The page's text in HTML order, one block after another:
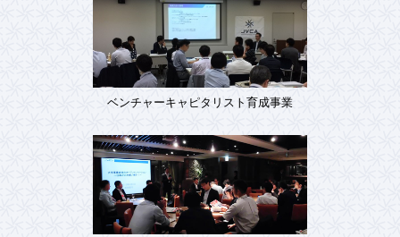
ベンチャーキャピタリスト育成事業